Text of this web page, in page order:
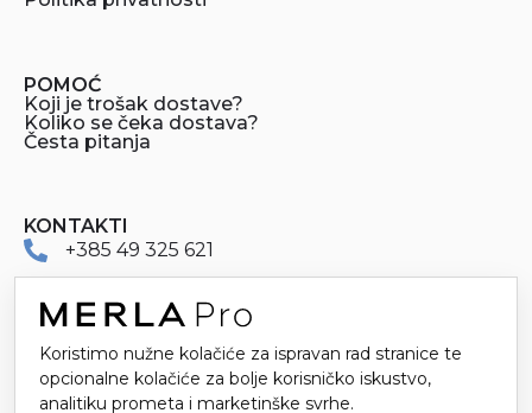
POMOĆ
Koji je trošak dostave?
Koliko se čeka dostava?
Česta pitanja
KONTAKTI
+385 49 325 621
merlapro@merla.hr
Dr. Stanka Pinjuha 16
49214 Veliko Trgovišće
Koristimo nužne kolačiće za ispravan rad stranice te
opcionalne kolačiće za bolje korisničko iskustvo,
analitiku prometa i marketinške svrhe.